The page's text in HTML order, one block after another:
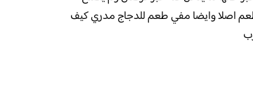
طعم اصلا وايضا مفي طعم للدجاج مدري كيف